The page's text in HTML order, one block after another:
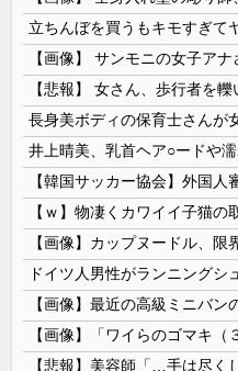
【ｗ】物凄くカワイイ子猫の
【画像】カップヌードル、限
【画像】最近の高級ミニバ
【画像】「ワイらのゴマキ（
【悲報】美容師「…手は尽